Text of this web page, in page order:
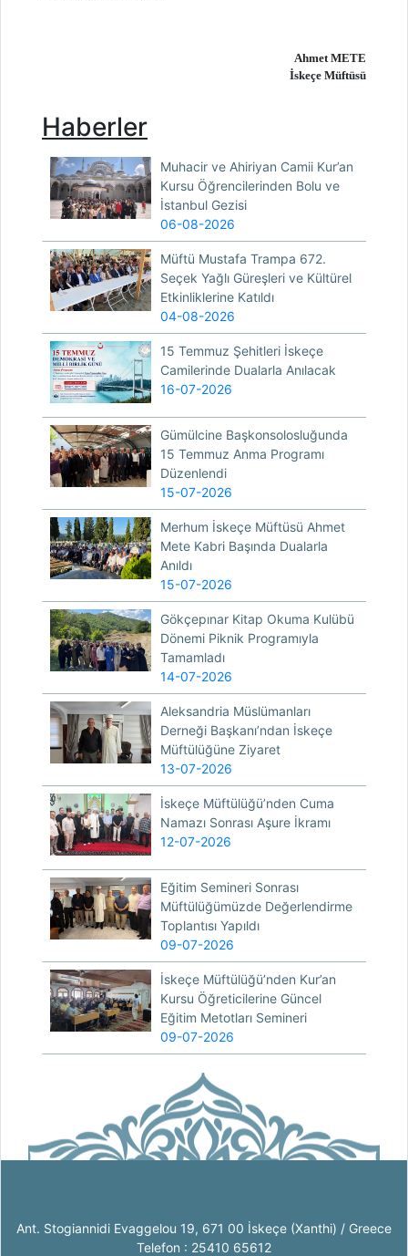
Ahmet METE
İskeçe Müftüsü
Haberler
Muhacir ve Ahiriyan Camii Kur’an
Kursu Öğrencilerinden Bolu ve
İstanbul Gezisi
06-08-2026
Müftü Mustafa Trampa 672.
Seçek Yağlı Güreşleri ve Kültürel
Etkinliklerine Katıldı
04-08-2026
15 Temmuz Şehitleri İskeçe
Camilerinde Dualarla Anılacak
16-07-2026
Gümülcine Başkonsolosluğunda
15 Temmuz Anma Programı
Düzenlendi
15-07-2026
Merhum İskeçe Müftüsü Ahmet
Mete Kabri Başında Dualarla
Anıldı
15-07-2026
Gökçepınar Kitap Okuma Kulübü
Dönemi Piknik Programıyla
Tamamladı
14-07-2026
Aleksandria Müslümanları
Derneği Başkanı’ndan İskeçe
Müftülüğüne Ziyaret
13-07-2026
İskeçe Müftülüğü’nden Cuma
Namazı Sonrası Aşure İkramı
12-07-2026
Eğitim Semineri Sonrası
Müftülüğümüzde Değerlendirme
Toplantısı Yapıldı
09-07-2026
İskeçe Müftülüğü’nden Kur’an
Kursu Öğreticilerine Güncel
Eğitim Metotları Semineri
09-07-2026
Ant. Stogiannidi Evaggelou 19, 671 00 İskeçe (Xanthi) / Greece
Telefon : 25410 65612